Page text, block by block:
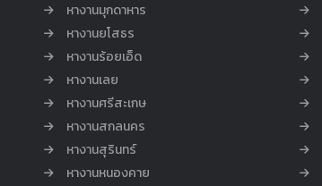
หางานมุกดาหาร
หางานยโสธร
หางานร้อยเอ็ด
หางานเลย
หางานศรีสะเกษ
หางานสกลนคร
หางานสุรินทร์
หางานหนองคาย